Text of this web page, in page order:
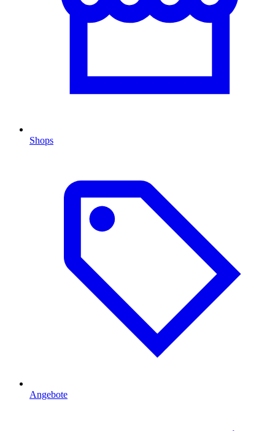
Shops
Angebote